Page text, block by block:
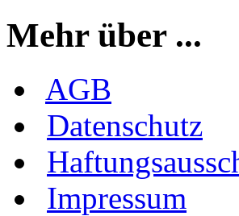
Mehr über ...
AGB
Datenschutz
Impressum